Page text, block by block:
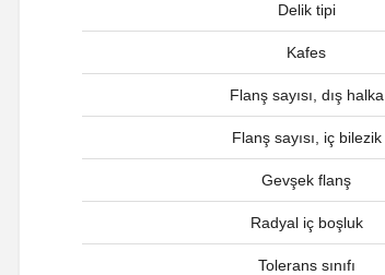
Delik tipi
Kafes
Flanş sayısı, dış halka
Flanş sayısı, iç bilezik
Gevşek flanş
Radyal iç boşluk
Tolerans sınıfı